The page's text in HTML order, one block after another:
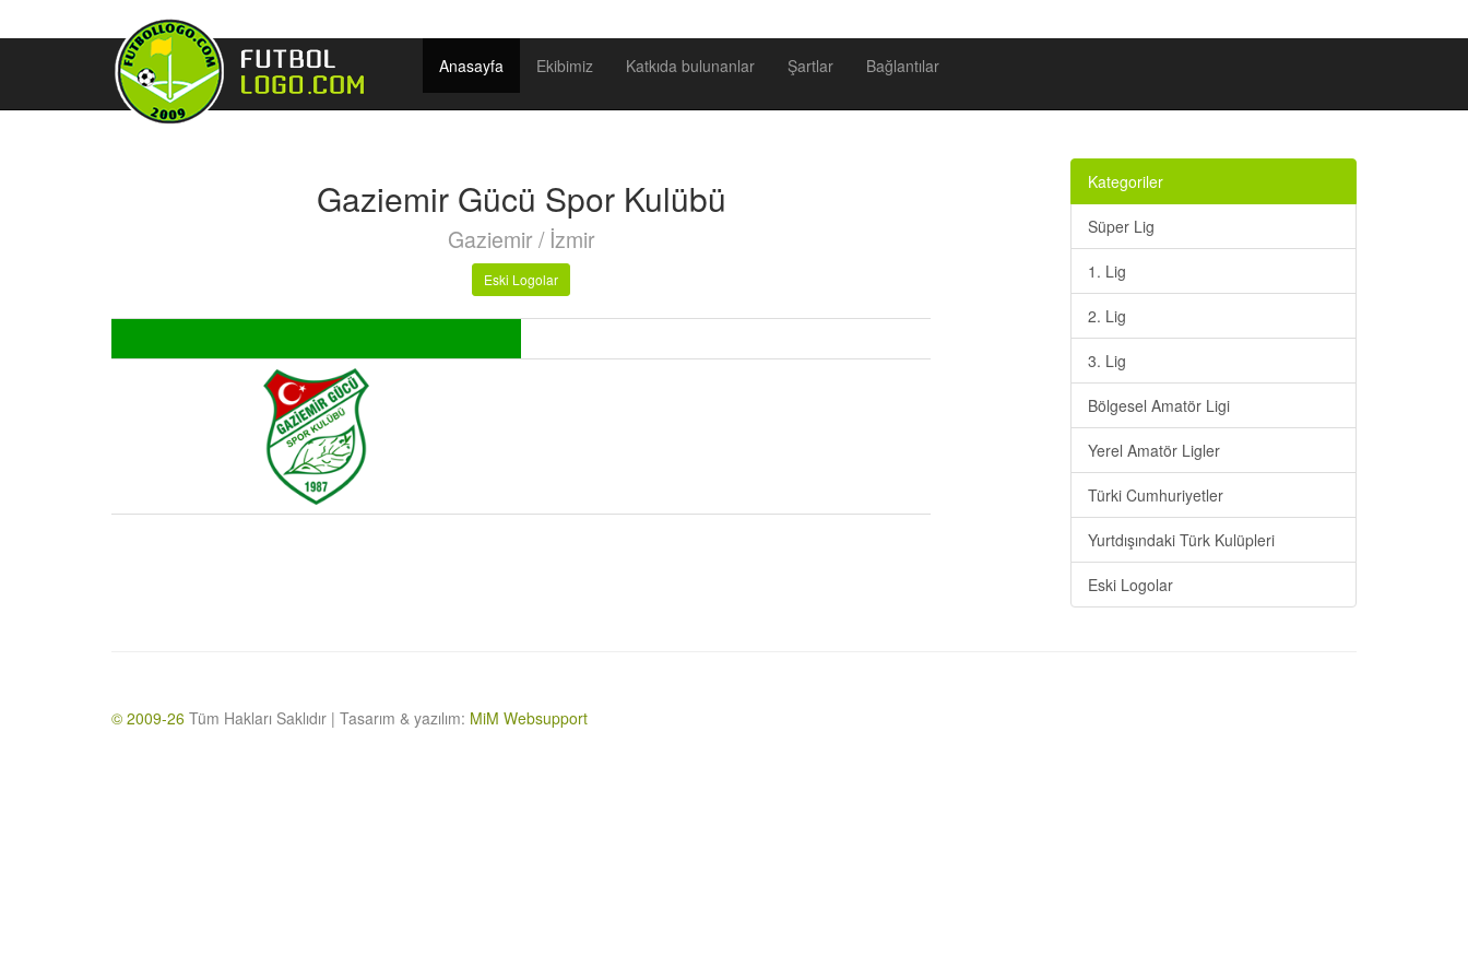
Anasayfa Ekibimiz Katkıda bulunanlar Şartlar Bağlantılar
Gaziemir Gücü Spor Kulübü
Gaziemir / İzmir
Eski Logolar
Kategoriler
Süper Lig
1. Lig
2. Lig
3. Lig
Bölgesel Amatör Ligi
Yerel Amatör Ligler
Türki Cumhuriyetler
Yurtdışındaki Türk Kulüpleri
Eski Logolar
© 2009-26 Tüm Hakları Saklıdır | Tasarım & yazılım: MiM Websupport